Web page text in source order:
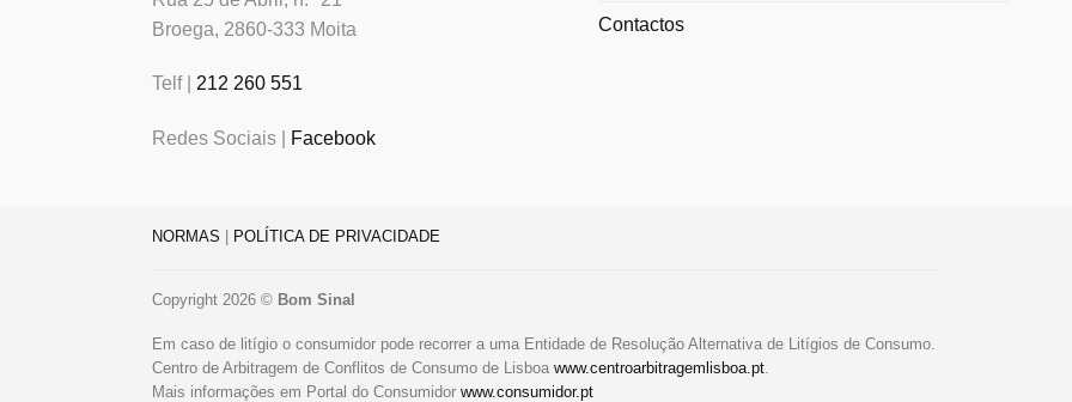
Broega, 2860-333 Moita
Telf | 212 260 551
Redes Sociais | Facebook
Contactos
NORMAS POLÍTICA DE PRIVACIDADE
Copyright 2026 © Bom Sinal
Em caso de litígio o consumidor pode recorrer a uma Entidade de Resolução Alternativa de Litígios de Consumo.
Centro de Arbitragem de Conflitos de Consumo de Lisboa www.centroarbitragemlisboa.pt
Mais informações em Portal do Consumidor www.consumidor.pt